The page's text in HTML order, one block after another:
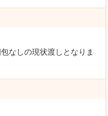
なしの現状渡しとなりま